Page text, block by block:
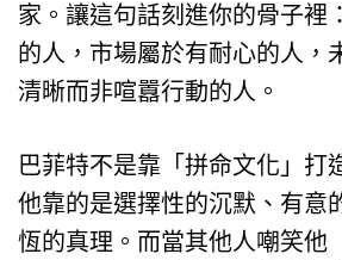
家。讓這句話刻進你的骨子裡
的人，市場屬於有耐心的人，
清晰而非喧囂行動的人。
巴菲特不是靠「拼命文化」打
他靠的是選擇性的沉默、有意
恆的真理。而當其他人嘲笑他